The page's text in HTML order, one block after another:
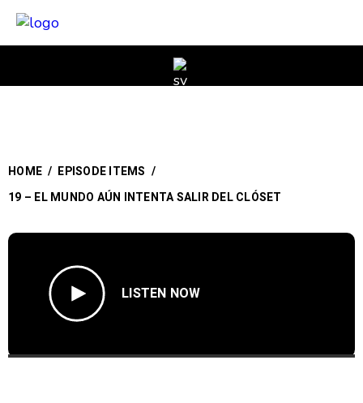
HOME / EPISODE ITEMS /
19 – EL MUNDO AÚN INTENTA SALIR DEL CLÓSET
LISTEN NOW